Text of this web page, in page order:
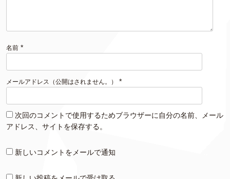
名前 *
メールアドレス（公開はされません。） *
次回のコメントで使用するためブラウザーに自分の名前、メール
アドレス、サイトを保存する。
新しいコメントをメールで通知